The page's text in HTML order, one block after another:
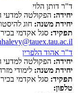
ד"ר דותן הלוי
יחידה: הפקולטה למדעי
יחידת משנה: חוג
תפקיד: סגל אקדמי בכיר
ד"ר אהוד הלפרין
יחידה: הפקולטה למדעי
יחידת משנה: לימודי
תפקיד: סגל אקדמי בכיר
טלפון: